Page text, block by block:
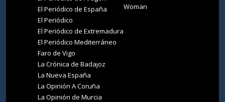
El Periódico de España
El Periódico
El Periódico de Extremadura
El Periódico Mediterráneo
Faro de Vigo
La Crónica de Badajoz
La Nueva España
La Opinión A Coruña
La Opinión de Murcia
Woman